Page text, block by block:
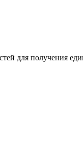
для получения